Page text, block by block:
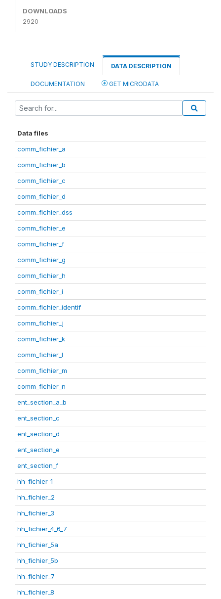
DOWNLOADS
2920
STUDY DESCRIPTION DATA DESCRIPTION
DOCUMENTATION GET MICRODATA
Data files
comm_fichier_a
comm_fichier_b
comm_fichier_c
comm_fichier_d
comm_fichier_dss
comm_fichier_e
comm_fichier_f
comm_fichier_g
comm_fichier_h
comm_fichier_i
comm_fichier_identif
comm_fichier_j
comm_fichier_k
comm_fichier_l
comm_fichier_m
comm_fichier_n
ent_section_a_b
ent_section_c
ent_section_d
ent_section_e
ent_section_f
hh_fichier_1
hh_fichier_2
hh_fichier_3
hh_fichier_4_6_7
hh_fichier_5a
hh_fichier_5b
hh_fichier_7
hh_fichier_8